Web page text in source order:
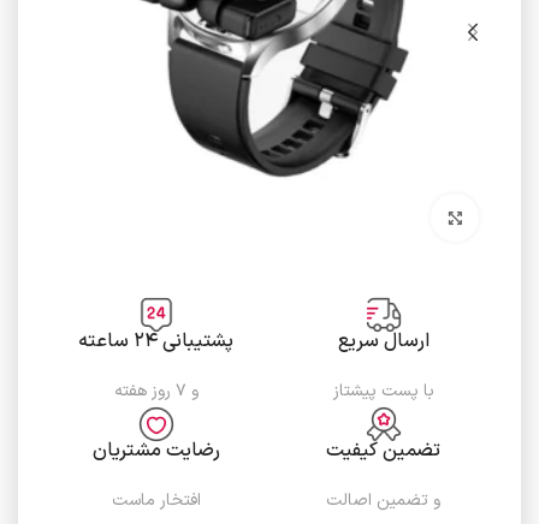
ارسال سریع
با پست پیشتاز
پشتیبانی ۲۴ ساعته
و ۷ روز هفته
تضمین کیفیت
و تضمین اصالت
رضایت مشتریان
افتخار ماست